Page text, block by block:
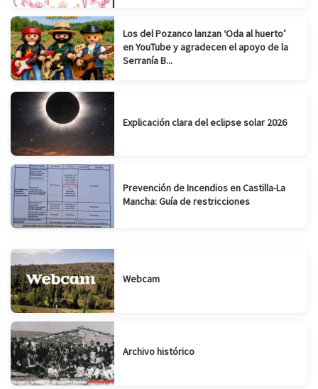
Los del Pozanco lanzan ‘Oda al huerto’
en YouTube y agradecen el apoyo de la
Serranía B...
Explicación clara del eclipse solar 2026
Prevención de Incendios en Castilla-La
Mancha: Guía de restricciones
Webcam
Archivo histórico